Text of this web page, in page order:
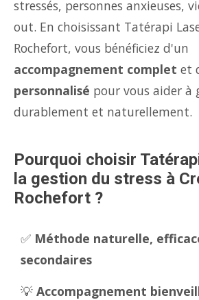
stressés, personnes anxieuses,
out. En choisissant Tatérapi
Rochefort, vous bénéficiez d'un
accompagnement complet et
personnalisé pour vous aider à
durablement et naturellement.
Pourquoi choisir
la gestion du stress à
Rochefort ?
✅ Méthode naturelle,
secondaires
💡 Accompagnement